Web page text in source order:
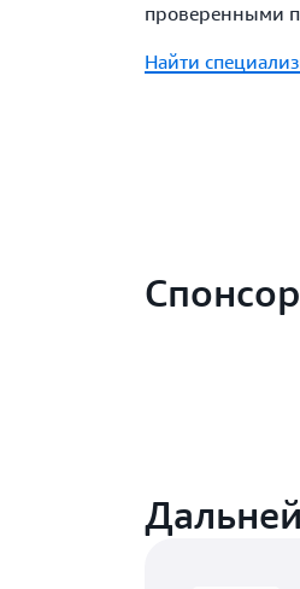
проверенными
Найти